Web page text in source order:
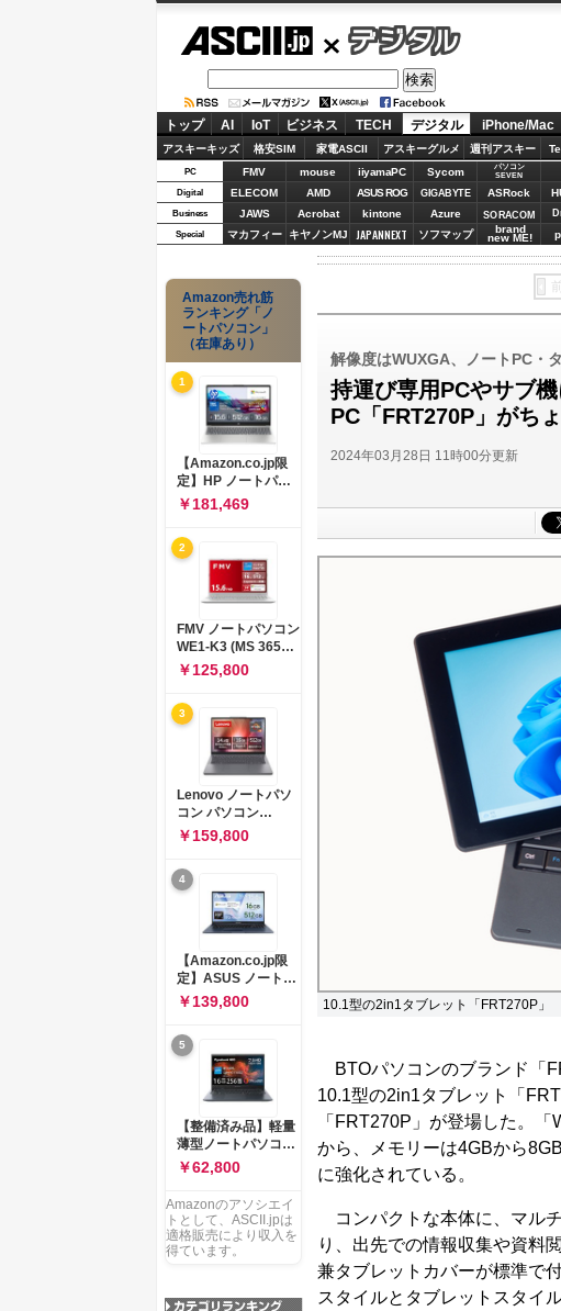
デジタル
トップ AI IoT ビジネス TECH デジタル iPhone/Mac
アスキーキッズ 格安SIM 家電ASCII アスキーグルメ 週刊アスキー
PC FMV mouse iiyamaPC Sycom
パソコン
SEVEN
Digital ELECOM AMD ASUS ROG GIGABYTE ASRock
Business JAWS Acrobat kintone Azure SORACOM
Special マカフィー キヤノンMJ JAPANNEXT ソフマップ brand
new ME!
解像度はWUXGA、ノートPC・
持運び専用PCやサブ
PC「FRT270P」がち
2024年03月28日 11時00分更新
10.1型の2in1タブレット「FRT270P」
BTOパソコンのブランド「
10.1型の2in1タブレット「
「FRT270P」が登場した。
から、メモリーは4GBから
に強化されている。
コンパクトな本体に、マル
り、出先での情報収集や資料
兼タブレットカバーが標準で
スタイルとタブレットスタイ
Amazon売れ筋
ランキング「ノ
ートパソコン」
（在庫あり）
1
【Amazon.co.jp限
定】HP ノートパソ
コン 15-fd 15.6イン
チ インテル Core 5
120U メモリ16GB
SSD512GB
Windows 11
Microsoft Office
2024搭載 WPS
Office搭載 カメラシ
ャッター 指紋認証 薄
型 Copilotキー搭載
ナチュラルシルバー
￥181,469
2
FMV ノートパソコン
WE1-K3 (MS 365
Personal/Copilotキ
ー搭載/Win 11/15.6
型/Core
i5/16GB/SSD
512GB/ホワイト)
FMVWK3E15W_AZ
￥125,800
3
Lenovo ノートパソ
コン パソコン
IdeaPad Slim 3 14.0
インチ AMD
Ryzen™ 5 8640HS
メモリ16GB
SSD512GB
Microsoft 365 試用
版 Windows11 バッ
テリー駆動12.6時間
重量1.39kg ルナグレ
ー 83K9003JJP ノー
トPC
￥159,800
4
【Amazon.co.jp限
定】ASUS ノートパ
ソコン Vivobook 15
M1502NAQ 15.6イ
ンチ AMD Ryzen 7
170 メモリ16GB
SSD 512GB
Microsoft 365
Personal (24か月版)
搭載 Windows 11 重
量1.7kg Wi-Fi 6E ク
ワイエットブルー
M1502NAQ-
￥139,800
5
【整備済み品】軽量
薄型ノートパソコン
dynabook G83 ■
13.3型
FHD(1920x1080) -
高性能第11世代Core
i5-1135G7 - メモリ
16GB - SSD 256GB
USB Type-C - MS
￥62,800
Amazonのアソシエイ
トとして、ASCII.jpは
適格販売により収入を
得ています。